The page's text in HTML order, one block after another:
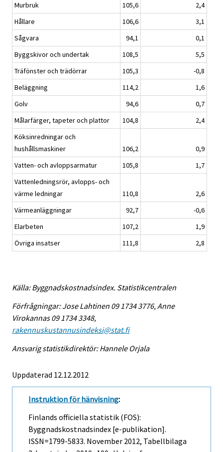
Murbruk
105,6
2,4
Hållare
106,6
3,1
Sågvara
94,1
0,1
Byggskivor och undertak
108,5
5,5
Träfönster och trädörrar
105,3
-0,8
Beläggning
114,2
1,6
Golv
94,6
0,7
Målarfärger, tapeter och plattor
104,8
2,4
Köksinredningar och
hushållsmaskiner
106,2
0,9
Vatten- och avloppsarmatur
105,8
1,7
Vattenledningsrör, avlopps- och
värme ledningar
110,8
2,6
Värmeanläggningar
92,7
-0,6
Elarbeten
107,2
1,9
Övriga insatser
111,8 2,8
Källa: Byggnadskostnadsindex. Statistikcentralen
Förfrågningar: Jose Lahtinen 09 1734 3776, Anne
Virokannas 09 1734 3348,
rakennuskustannusindeksi@stat.fi
Ansvarig statistikdirektör: Hannele Orjala
Uppdaterad 12.12.2012
Instruktion för hänvisning:
Finlands officiella statistik (FOS):
Byggnadskostnadsindex [e-publikation].
ISSN=1799-5833. November 2012, Tabellbilaga